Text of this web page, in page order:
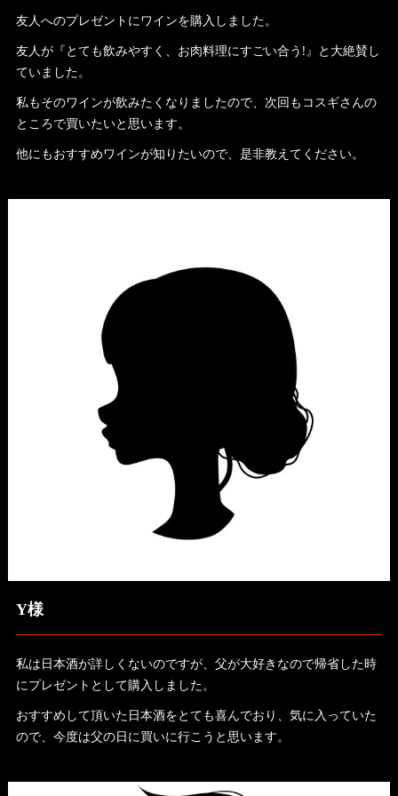
友人へのプレゼントにワインを購入しました。
友人が『とても飲みやすく、お肉料理にすごい合う!』と大絶賛し
ていました。
私もそのワインが飲みたくなりましたので、次回もコスギさんの
ところで買いたいと思います。
他にもおすすめワインが知りたいので、是非教えてください。
Y様
私は日本酒が詳しくないのですが、父が大好きなので帰省した時
にプレゼントとして購入しました。
おすすめして頂いた日本酒をとても喜んでおり、気に入っていた
ので、今度は父の日に買いに行こうと思います。